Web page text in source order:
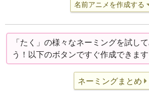
名前アニメを作成する
「たく」の様々なネーミングを試し
う！以下のボタンですぐ作成できます
ネーミングまとめ